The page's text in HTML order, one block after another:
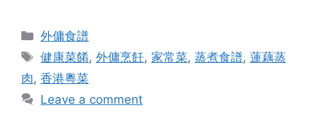
Categories
外傭食譜
Tags
健康菜餚,外傭烹飪, 家常菜,蒸煮食譜,蓮藕蒸
肉, 香港粵菜
Leave a comment